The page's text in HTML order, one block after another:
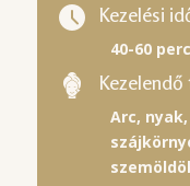
Kezelési
40-60 perc
Arc,